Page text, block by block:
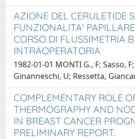
AZIONE DEL CERULETIDE
FUNZIONALITA'
CORSO DI FLUSSIMETRIA
INTRAOPERATORIA
1982-01-01 MONTI G., F; Sasso,
Ginanneschi, U; Ressetta,
COMPLEMENTARY ROLE
THERMOGRAPHY AND
IN BREAST CANCER
PRELIMINARY REPORT.